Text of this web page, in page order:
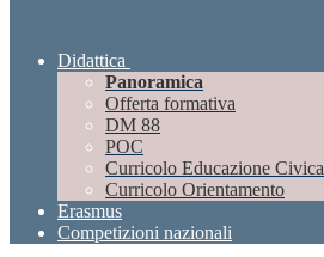
Didattica
Panoramica
Offerta formativa
DM 88
POC
Curricolo Educazione Civica
Curricolo Orientamento
Erasmus
Competizioni nazionali